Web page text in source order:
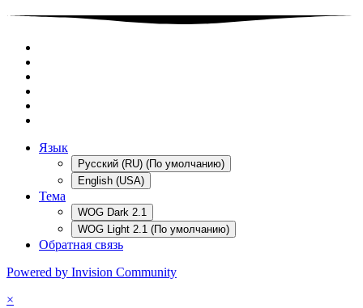
Язык
Русский (RU) (По умолчанию)
English (USA)
Тема
WOG Dark 2.1
WOG Light 2.1 (По умолчанию)
Обратная связь
Powered by Invision Community
×